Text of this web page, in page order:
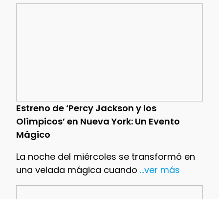
Estreno de ‘Percy Jackson y los
Olímpicos’ en Nueva York: Un Evento
Mágico
La noche del miércoles se transformó en
una velada mágica cuando ...ver más